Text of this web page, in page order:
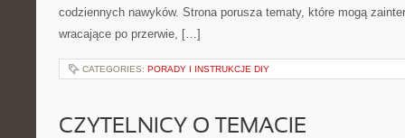
codziennych nawyków. Strona porusza tematy, które mogą
wracające po przerwie, […]
CATEGORIES: PORADY I INSTRUKCJE DIY
CZYTELNICY O TEMACIE